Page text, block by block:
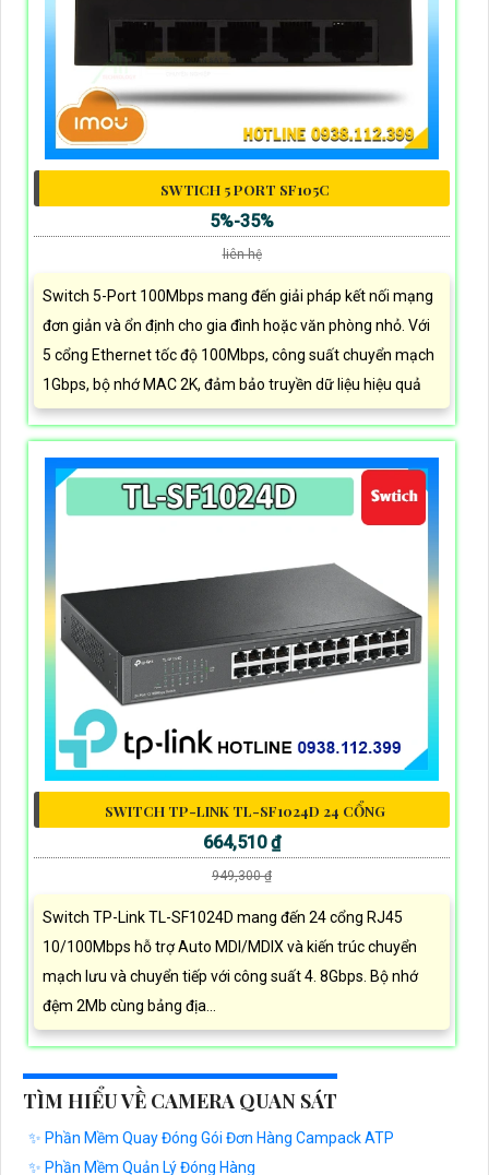
SWTICH 5 PORT SF105C
5%-35%
liên hệ
Switch 5-Port 100Mbps mang đến giải pháp kết nối mạng
đơn giản và ổn định cho gia đình hoặc văn phòng nhỏ. Với
5 cổng Ethernet tốc độ 100Mbps, công suất chuyển mạch
1Gbps, bộ nhớ MAC 2K, đảm bảo truyền dữ liệu hiệu quả
SWITCH TP-LINK TL-SF1024D 24 CỔNG
664,510 ₫
949,300 ₫
Switch TP-Link TL-SF1024D mang đến 24 cổng RJ45
10/100Mbps hỗ trợ Auto MDI/MDIX và kiến trúc chuyển
mạch lưu và chuyển tiếp với công suất 4. 8Gbps. Bộ nhớ
đệm 2Mb cùng bảng địa...
TÌM HIỂU VỀ CAMERA QUAN SÁT
✨ Phần Mềm Quay Đóng Gói Đơn Hàng Campack ATP
✨ Phần Mềm Quản Lý Đóng Hàng